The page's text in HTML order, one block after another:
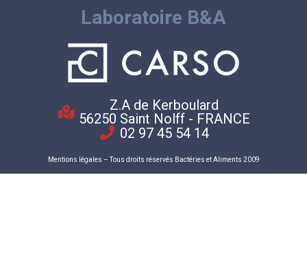
Laboratoire B&A
Z.A de Kerboulard
56250 Saint Nolff - FRANCE
02 97 45 54 14
Mentions légales – Tous droits réservés Bactéries et Aliments 2009